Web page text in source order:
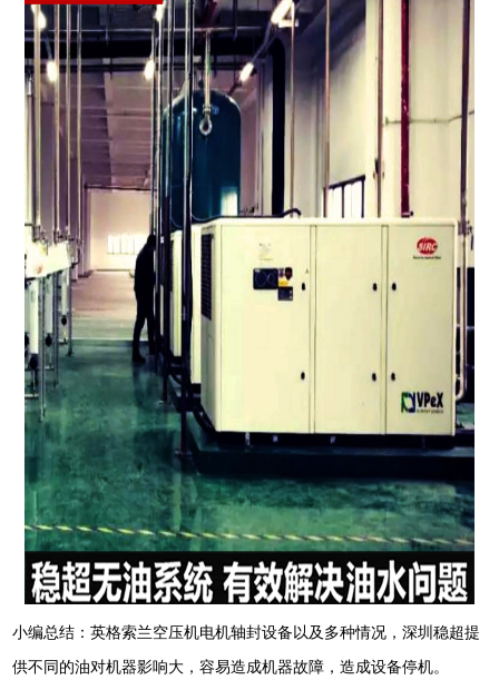
小编总结：英格索兰空压机电机轴封设备以及多种情况，深圳稳超提
供不同的油对机器影响大，容易造成机器故障，造成设备停机。